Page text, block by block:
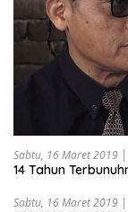
Sabtu, 16 Maret 2019
14 Tahun
Sabtu, 16 Maret 2019